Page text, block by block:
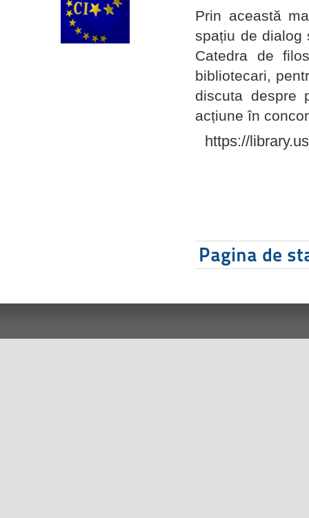
Prin această
spațiu de dialog
Catedra de
bibliotecari,
discuta despre
acțiune în
https://
Pagina de